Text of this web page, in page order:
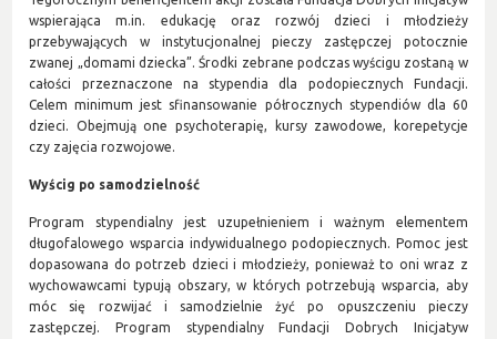
wspierająca m.in. edukację oraz rozwój dzieci i młodzieży
przebywających w instytucjonalnej pieczy zastępczej potocznie
zwanej „domami dziecka”. Środki zebrane podczas wyścigu zostaną w
całości przeznaczone na stypendia dla podopiecznych Fundacji.
Celem minimum jest sfinansowanie półrocznych stypendiów dla 60
dzieci. Obejmują one psychoterapię, kursy zawodowe, korepetycje
czy zajęcia rozwojowe.
Wyścig po samodzielność
Program stypendialny jest uzupełnieniem i ważnym elementem
długofalowego wsparcia indywidualnego podopiecznych. Pomoc jest
dopasowana do potrzeb dzieci i młodzieży, ponieważ to oni wraz z
wychowawcami typują obszary, w których potrzebują wsparcia, aby
móc się rozwijać i samodzielnie żyć po opuszczeniu pieczy
zastępczej. Program stypendialny Fundacji Dobrych Inicjatyw